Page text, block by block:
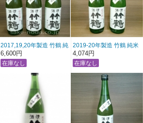
2017,19,20年製造 竹鶴 純
米吟醸生酒 初しぼり 「飲
み比べ３本セット」
720ml×3
6,600円
2019-20年製造 竹鶴 純米
吟醸生酒 初しぼり 「飲み
比べ2本セット」
720ml×2
4,074円